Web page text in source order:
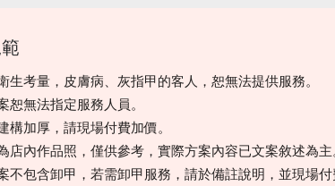
生考量，皮膚病、灰指甲的客人，恕無法提供服務。
恕無法指定服務人員。
構加厚，請現場付費加價。
店內作品照，僅供參考，實際方案內容已文案敘述為主
不包含卸甲，若需卸甲服務，請於備註說明，並現場付